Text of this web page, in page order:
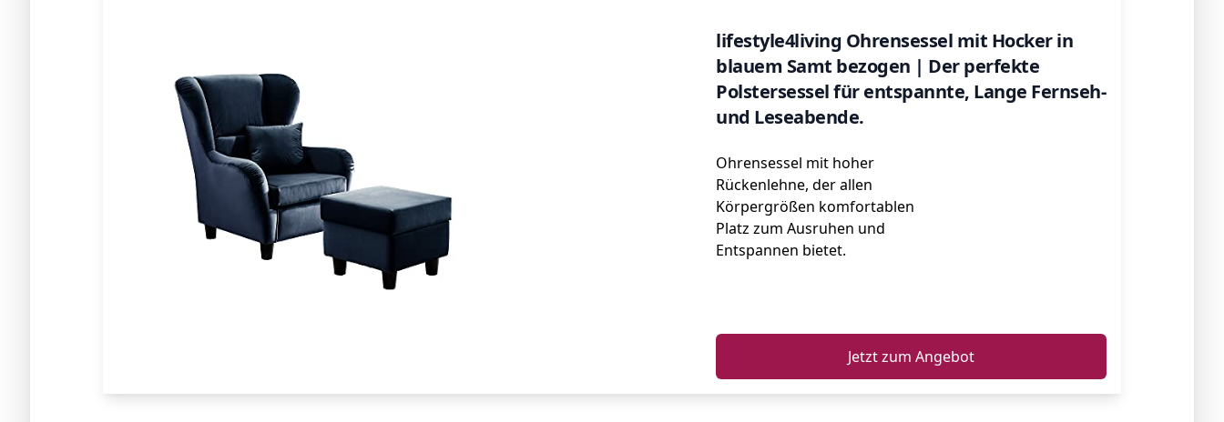
lifestyle4living Ohrensessel mit Hocker in
blauem Samt bezogen | Der perfekte
Polstersessel für entspannte, Lange Fernseh-
und Leseabende.
Ohrensessel mit hoher
Rückenlehne, der allen
Körpergrößen komfortablen
Platz zum Ausruhen und
Entspannen bietet.
Jetzt zum Angebot